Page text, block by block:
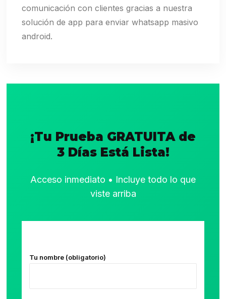
comunicación con clientes gracias a nuestra
solución de app para enviar whatsapp masivo
android.
¡Tu Prueba GRATUITA de
3 Días Está Lista!
Acceso inmediato • Incluye todo lo que
viste arriba
Tu nombre (obligatorio)